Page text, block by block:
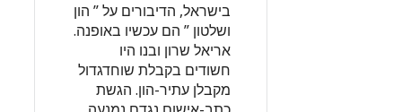
בישראל, הדיבורים על ” הון
ושלטון ” הם עכשיו באופנה.
אריאל שרון ובנו היו
חשודים בקבלת שוחדגדול
מקבלן עתיר-הון. הגשת